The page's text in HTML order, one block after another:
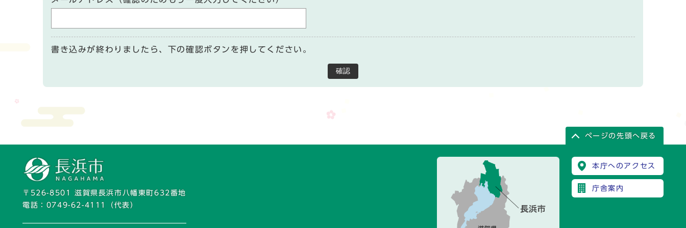
書き込みが終わりましたら、下の確認ボタンを押してください。
確認
ページの先頭へ戻る
〒526-8501 滋賀県長浜市八幡東町632番地
電話： 0749-62-4111 （代表）
本庁へのアクセス
庁舎案内